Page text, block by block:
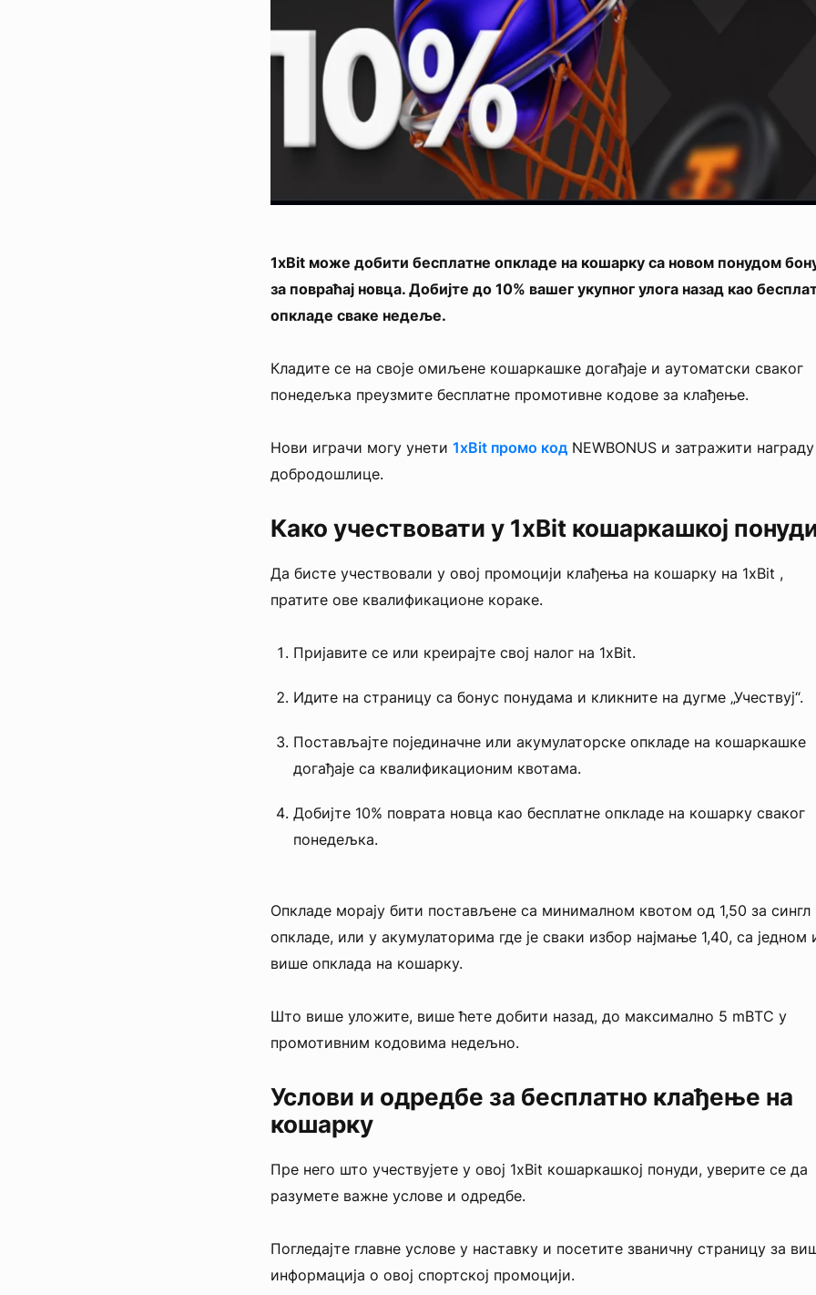
1xBit може добити бесплатне опкладе на кошарку са новом понудом
за повраћај новца. Добијте до 10% вашег укупног улога назад као
опкладе сваке недеље.
Кладите се на своје омиљене кошаркашке догађаје и аутоматски сваког
понедељка преузмите бесплатне промотивне кодове за клађење.
Нови играчи могу унети 1xBit промо кодNEWBONUS и затражити награду
добродошлице.
Како учествовати у 1xBit кошаркашкој
Да бисте учествовали у овој промоцији клађења на кошарку на 1xBit ,
пратите ове квалификационе кораке.
Пријавите се или креирајте свој налог на 1xBit.
Идите на страницу са бонус понудама и кликните на дугме „Учествуј“.
Постављајте појединачне или акумулаторске опкладе на кошаркашке
догађаје са квалификационим квотама.
Добијте 10% поврата новца као бесплатне опкладе на кошарку сваког
понедељка.
Опкладе морају бити постављене са минималном квотом од 1,50 за сингл
опкладе, или у акумулаторима где је сваки избор најмање 1,40, са једном
више опклада на кошарку.
Што више уложите, више ћете добити назад, до максимално 5 mBTC у
промотивним кодовима недељно.
Услови и одредбе за бесплатно клађење на
кошарку
Пре него што учествујете у овој 1xBit кошаркашкој понуди, уверите се да
разумете важне услове и одредбе.
Погледајте главне услове у наставку и посетите званичну страницу за
информација о овој спортској промоцији.